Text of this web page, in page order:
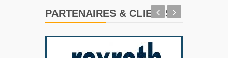
PARTENAIRES & CLIENTS